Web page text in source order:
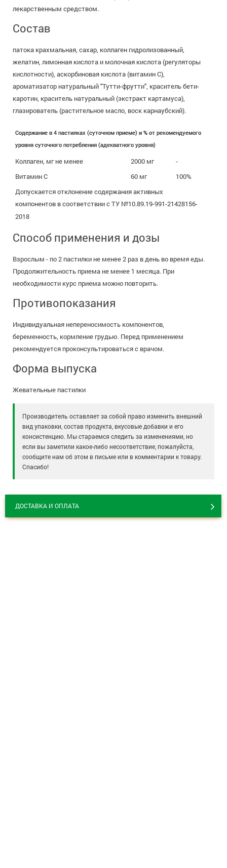
лекарственным средством.
Состав
патока крахмальная, сахар, коллаген гидролизованный,
желатин, лимонная кислота и молочная кислота (регуляторы
кислотности), аскорбиновая кислота (витамин С),
ароматизатор натуральный "Тутти-фрутти", краситель бети-
каротин, краситель натуральный (экстракт картамуса),
глазирователь (растительное масло, воск карнаубский).
Содержание в 4 пастилках (суточном приеме) и % от рекомендуемого
уровня суточного потребления (адекватного уровня)
Коллаген, мг не менее 2000 мг
-
Витамин С
60 мг
100%
Допускается отклонение содержания активных
компонентов в соответствии с ТУ №10.89.19-991-21428156-
2018
Способ применения и дозы
Взрослым - по 2 пастилки не менее 2 раз в день во время еды.
Продолжительность приема не менее 1 месяца. При
необходимости курс приема можно повторить.
Противопоказания
Индивидуальная непереносимость компонентов,
беременность, кормление грудью. Перед применением
рекомендуется проконсультироваться с врачом.
Форма выпуска
Жевательные пастилки
Производитель оставляет за собой право изменить внешний
вид упаковки, состав продукта, вкусовые добавки и его
консистенцию. Мы стараемся следить за изменениями, но
если вы заметили какое-либо несоответствие, пожалуйста,
сообщите нам об этом в письме или в комментарии к товару.
Спасибо!
ДОСТАВКА И ОПЛАТА